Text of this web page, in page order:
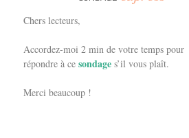
Chers lecteurs,
Accordez-moi 2 min de votre temps pour
répondre à cesondages’il vous plaît.
Merci beaucoup !